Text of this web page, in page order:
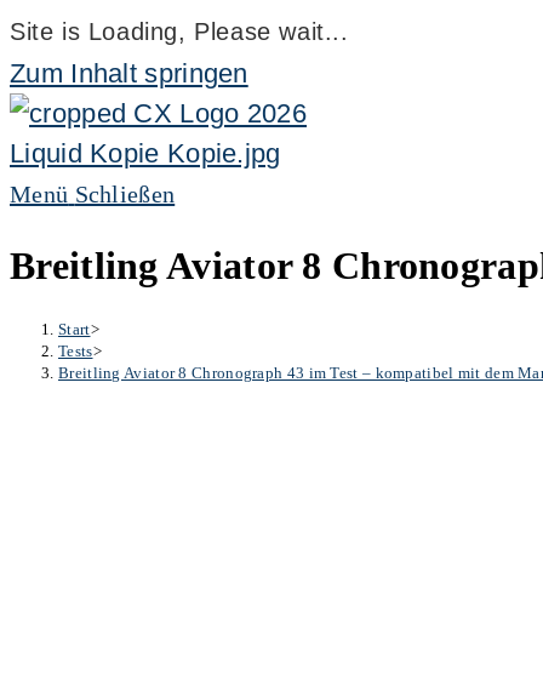
Site is Loading, Please wait...
Zum Inhalt springen
Menü Schließen
Breitling Aviator 8
Start>
Tests>
Breitling Aviator 8 Chronograph 43 im Test – kompatibel mit dem